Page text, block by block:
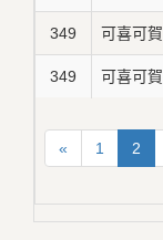
349 可喜可賀
349 可喜可賀
« 1 2